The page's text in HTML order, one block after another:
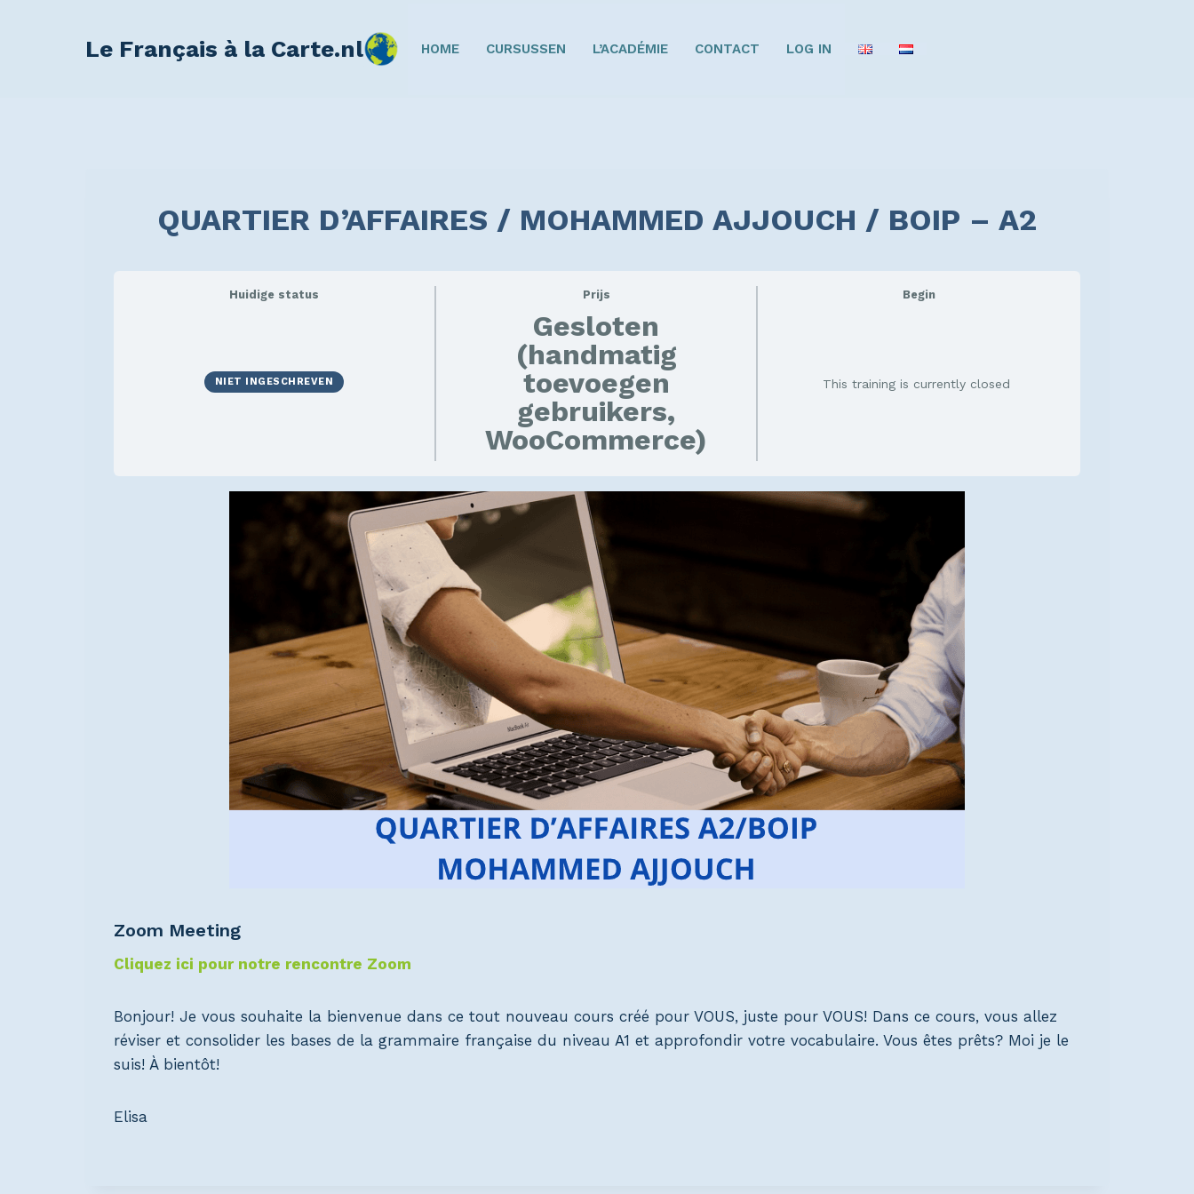
Le Français à la Carte.nl HOME CURSUSSEN L’ACADÉMIE CONTACT LOG IN
QUARTIER D’AFFAIRES / MOHAMMED AJJOUCH / BOIP – A2
Huidige status
NIET INGESCHREVEN
Prijs
Gesloten
(handmatig
toevoegen
gebruikers,
WooCommerce)
Begin
This training is currently closed
Zoom Meeting
Cliquez ici pour notre rencontre Zoom
Bonjour! Je vous souhaite la bienvenue dans ce tout nouveau cours créé pour VOUS, juste pour VOUS! Dans ce cours, vous allez
réviser et consolider les bases de la grammaire française du niveau A1 et approfondir votre vocabulaire. Vous êtes prêts? Moi je le
suis! À bientôt!
Elisa